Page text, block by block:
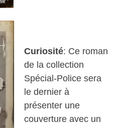
Curiosité: Ce roman
de la collection
Spécial-Police sera
le dernier à
présenter une
couverture avec un